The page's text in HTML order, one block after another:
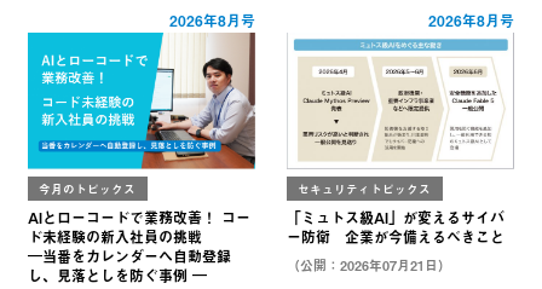
2026年8月号
今月のトピックス
AIとローコードで業務改善！ コー
ド未経験の新入社員の挑戦
―当番をカレンダーへ自動登録
し、見落としを防ぐ事例 ―
2026年8月号
セキュリティトピックス
「ミュトス級AI」が変えるサイバ
ー防衛 企業が今備えるべきこと
（公開：2026年07月21日）